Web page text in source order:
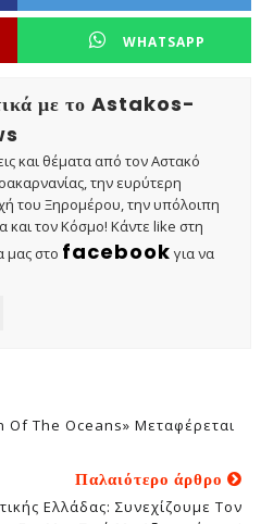
WHATSAPP
με το Astakos-
και θέματα από τον Αστακό
την ευρύτερη
του Ξηρομέρου, την υπόλοιπη
και τον Κόσμο! Κάντε like στη
μας στο facebook για να
Of The Οceans» Μεταφέρεται
Παλαιότερο άρθρο
Ελλάδας: Συνεχίζουμε Τον